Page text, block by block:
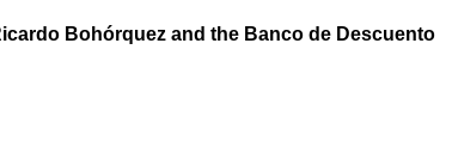
Bohórquez and the Banco de Descuento